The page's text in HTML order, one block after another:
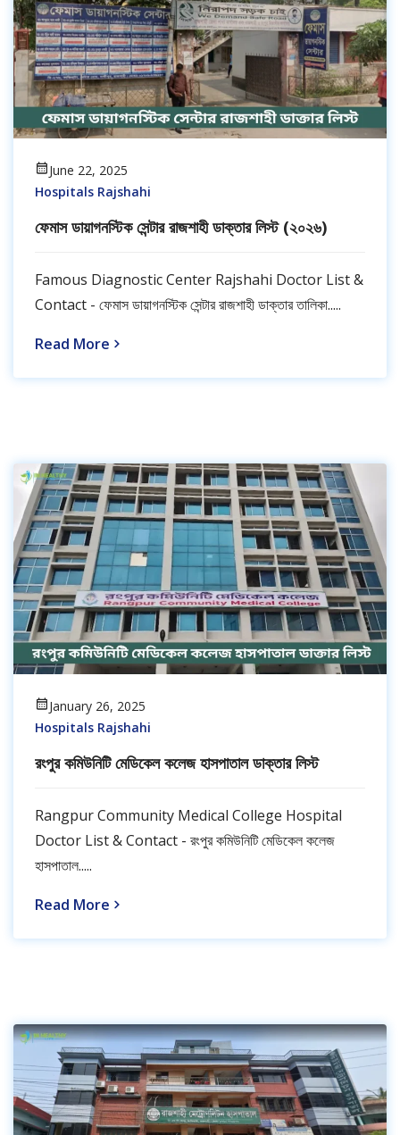
June 22, 2025
Hospitals Rajshahi
ফেমাস ডায়াগনস্টিক সেন্টার রাজশাহী ডাক্তার লিস্ট (২০২৬)
Famous Diagnostic Center Rajshahi Doctor List &
Contact - ফেমাস ডায়াগনস্টিক সেন্টার রাজশাহী ডাক্তার তালিকা.....
Read More
January 26, 2025
Hospitals Rajshahi
রংপুর কমিউনিটি মেডিকেল কলেজ হাসপাতাল ডাক্তার লিস্ট
Rangpur Community Medical College Hospital
Doctor List & Contact - রংপুর কমিউনিটি মেডিকেল কলেজ
হাসপাতাল.....
Read More